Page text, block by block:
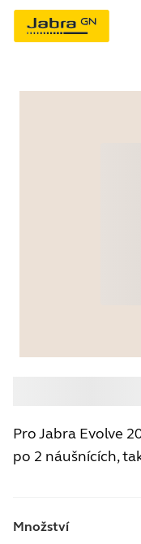
Pro Jabra Evolve
po 2 náušnících,
Množství